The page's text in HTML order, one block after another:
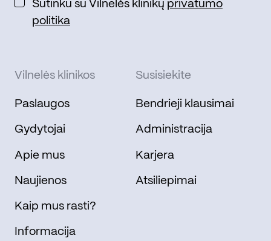
Sutinku su Vilnelės klinikų privatumo
politika
Vilnelės klinikos
Paslaugos
Gydytojai
Apie mus
Naujienos
Kaip mus rasti?
Informacija
Susisiekite
Bendrieji klausimai
Administracija
Karjera
Atsiliepimai